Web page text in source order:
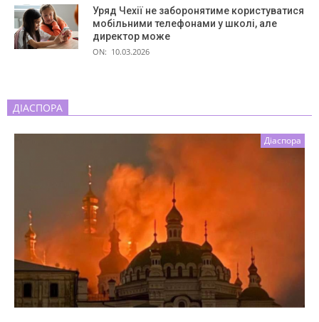
Уряд Чехії не заборонятиме користуватися
мобільними телефонами у школі, але
директор може
ON: 10.03.2026
ДІАСПОРА
Діаспора